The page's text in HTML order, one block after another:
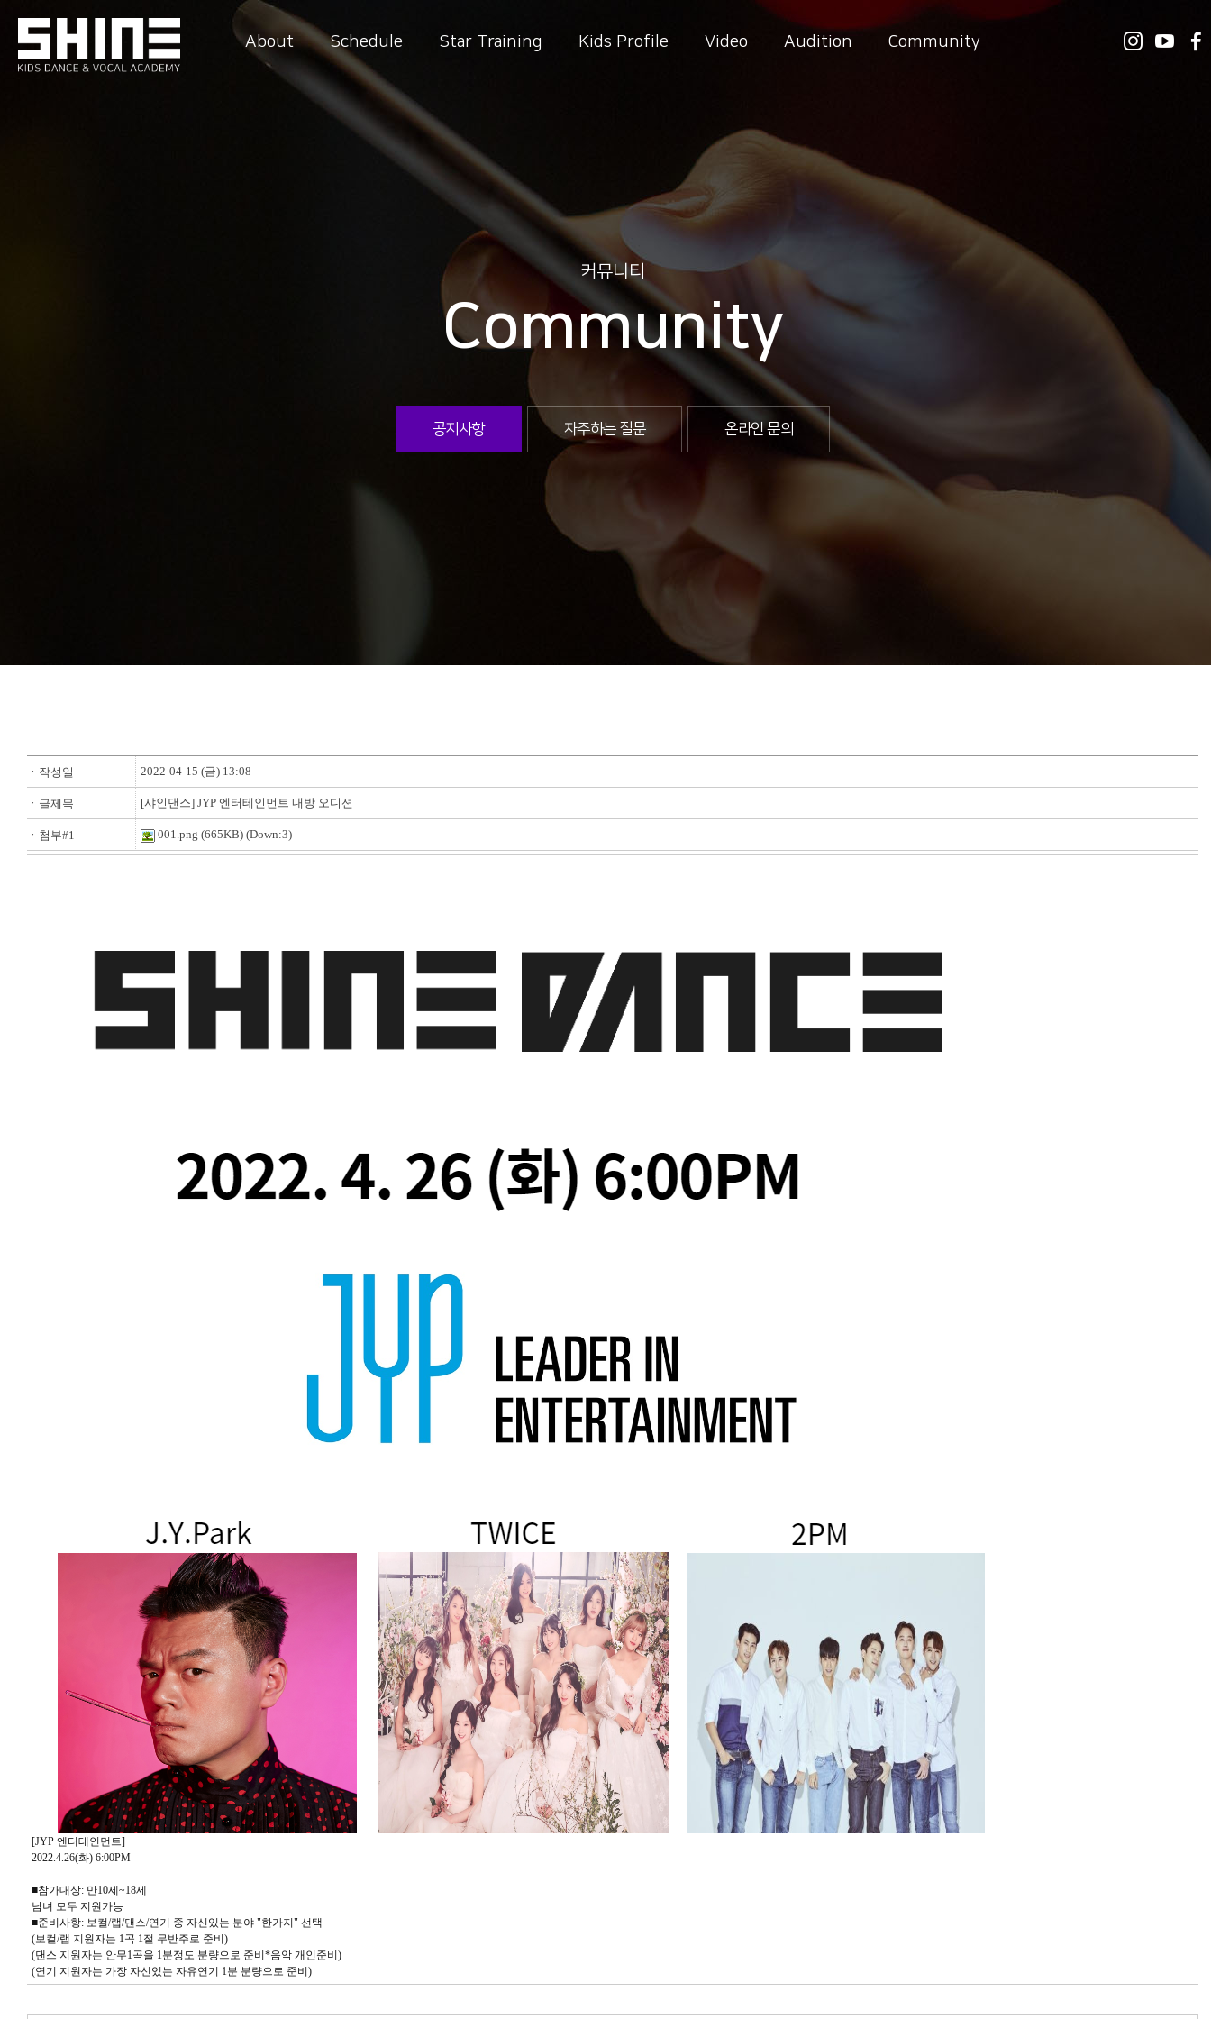
About Schedule Star Training Kids Profile Video Audition Community
커뮤니티
Community
공지사항 자주하는 질문 온라인 문의
ㆍ작성일 2022-04-15 (금) 13:08
ㆍ글제목 [샤인댄스] JYP 엔터테인먼트 내방 오디션
ㆍ첨부#1 001.png (665KB) (Down:3)
[JYP 엔터테인먼트]
2022.4.26(화) 6:00PM
■참가대상: 만10세~18세
남녀 모두 지원가능
■준비사항: 보컬/랩/댄스/연기 중 자신있는 분야 "한가지" 선택
(보컬/랩 지원자는 1곡 1절 무반주로 준비)
(댄스 지원자는 안무1곡을 1분정도 분량으로 준비*음악 개인준비)
(연기 지원자는 가장 자신있는 자유연기 1분 분량으로 준비)